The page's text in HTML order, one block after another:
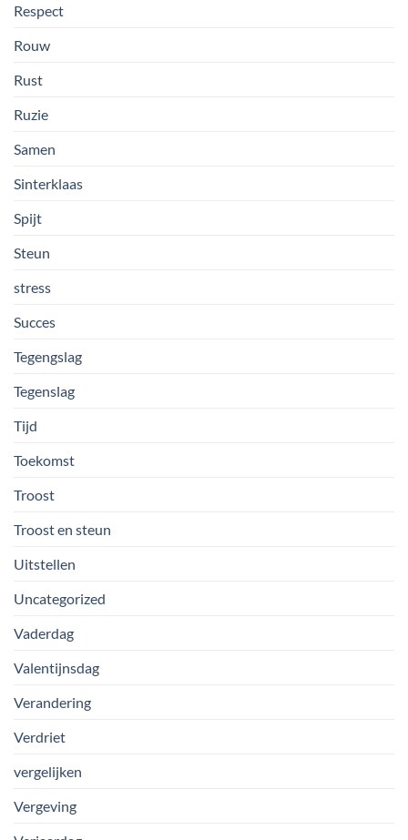
Respect
Rouw
Rust
Ruzie
Samen
Sinterklaas
Spijt
Steun
stress
Succes
Tegengslag
Tegenslag
Tijd
Toekomst
Troost
Troost en steun
Uitstellen
Uncategorized
Vaderdag
Valentijnsdag
Verandering
Verdriet
vergelijken
Vergeving